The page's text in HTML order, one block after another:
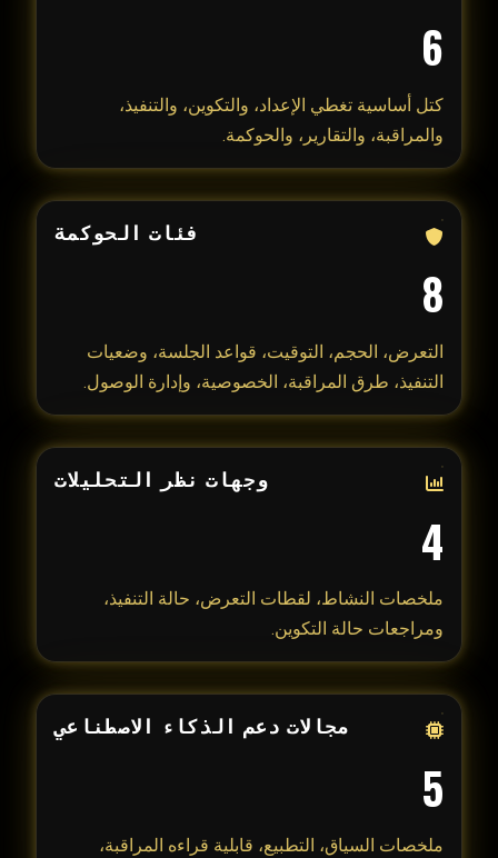
6
كتل أساسية تغطي الإعداد، والتكوين، والتنفيذ،
والمراقبة، والتقارير، والحوكمة.
فئات الحوكمة
8
التعرض، الحجم، التوقيت، قواعد الجلسة، وضعيات
التنفيذ، طرق المراقبة، الخصوصية، وإدارة الوصول.
وجهات نظر التحليلات
4
ملخصات النشاط، لقطات التعرض، حالة التنفيذ،
ومراجعات حالة التكوين.
مجالات دعم الذكاء الاصطناعي
5
ملخصات السياق، التطبيع، قابلية قراءه المراقبة،